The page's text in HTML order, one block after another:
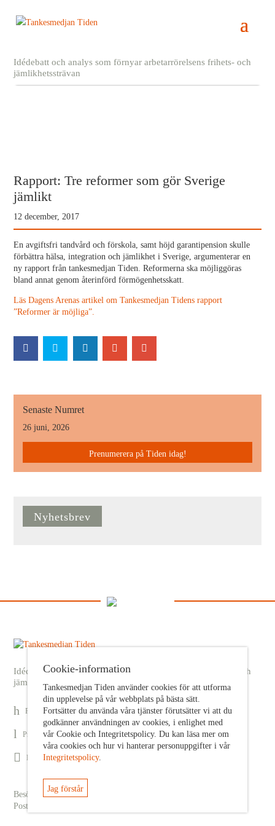
Idédebatt och analys som förnyar arbetarrörelsens frihets- och
jämlikhetssträvan
Rapport: Tre reformer som gör Sverige
jämlikt
12 december, 2017
En avgiftsfri tandvård och förskola, samt höjd garantipension skulle
förbättra hälsa, integration och jämlikhet i Sverige, argumenterar en
ny rapport från tankesmedjan Tiden. Reformerna ska möjliggöras
bland annat genom återinförd förmögenhetsskatt.
Läs Dagens Arenas artikel om Tankesmedjan Tidens rapport
”Reformer är möjliga”.
Senaste Numret
26 juni, 2026
Prenumerera på Tiden idag!
Nyhetsbrev
Idédebatt och analys som förnyar arbetarrörelsens frihets- och
jämlikhetssträvan
Prenumerera på nyhetsbrev
Prenumerera på Tiden Magasin
Följ oss på Facebook
Besöksadress: Sveavägen 68
Postadress: c/o ABF Box 522, 101 30 Stockholm
Cookie-information
Tankesmedjan Tiden använder cookies för att utforma
din upplevelse på vår webbplats på bästa sätt.
Fortsätter du använda våra tjänster förutsätter vi att du
godkänner användningen av cookies, i enlighet med
vår Cookie och Integritetspolicy. Du kan läsa mer om
våra cookies och hur vi hanterar personuppgifter i vår
Integritetspolicy.
Jag förstår